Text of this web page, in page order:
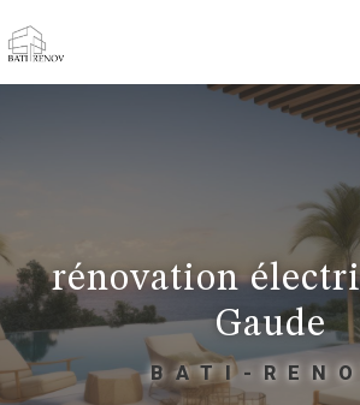
rénovation
Gaude
BATI-